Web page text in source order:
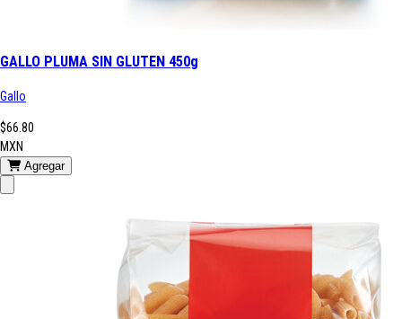
GALLO PLUMA SIN GLUTEN 450g
Gallo
$66.80
MXN
Agregar